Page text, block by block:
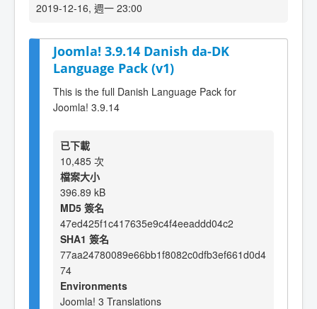
2019-12-16, 週一 23:00
Joomla! 3.9.14 Danish da-DK
Language Pack (v1)
This is the full Danish Language Pack for
Joomla! 3.9.14
已下載
10,485 次
檔案大小
396.89 kB
MD5 簽名
47ed425f1c417635e9c4f4eeaddd04c2
SHA1 簽名
77aa24780089e66bb1f8082c0dfb3ef661d0d4
74
Environments
Joomla! 3 Translations